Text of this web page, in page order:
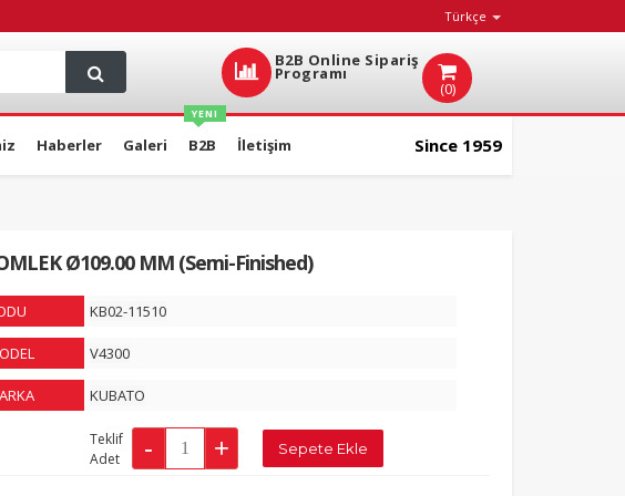
Türkçe
B2B Online Sipariş
Programı
(0)
Haberler Galeri B2B
YENI
İletişim Since 1959
Ø109.00 MM (Semi-Finished)
KB02-11510
V4300
KUBATO
Teklif
Adet